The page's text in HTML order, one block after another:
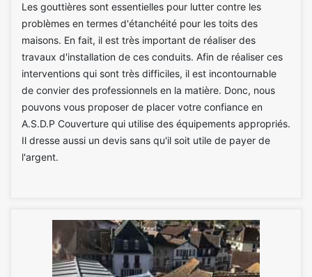
Les gouttières sont essentielles pour lutter contre les
problèmes en termes d'étanchéité pour les toits des
maisons. En fait, il est très important de réaliser des
travaux d'installation de ces conduits. Afin de réaliser ces
interventions qui sont très difficiles, il est incontournable
de convier des professionnels en la matière. Donc, nous
pouvons vous proposer de placer votre confiance en
A.S.D.P Couverture qui utilise des équipements appropriés.
Il dresse aussi un devis sans qu'il soit utile de payer de
l'argent.